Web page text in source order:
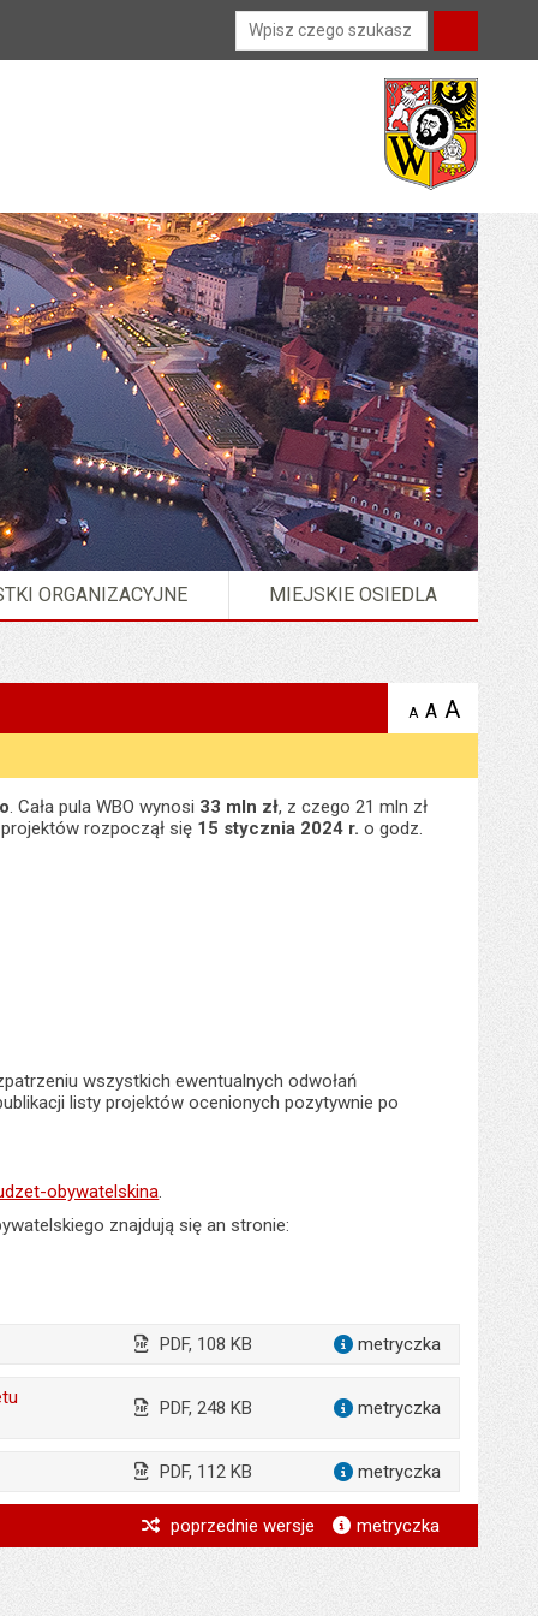
Wyszukiwarka
ORGANIZACYJNE MIEJSKIE OSIEDLA
A zmniejsz
tekst na
A domyślna
wielkość
stronie
A
tekst
. Cała pula WBO wynosi 33 mln zł, z czego 21 mln zł
rozpoczął się 15 stycznia 2024 r. o godz.
wszystkich ewentualnych odwołań
listy projektów ocenionych pozytywnie po
obywatelskina.
znajdują się an stronie:
PDF, 108 KB metryczka
PDF, 248 KB metryczka
PDF, 112 KB metryczka
*
poprzednie wersje metryczka